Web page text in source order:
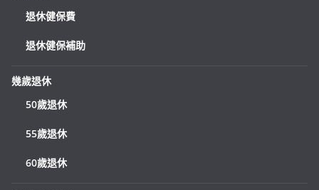
退休健保費
退休健保補助
幾歲退休
50歲退休
55歲退休
60歲退休